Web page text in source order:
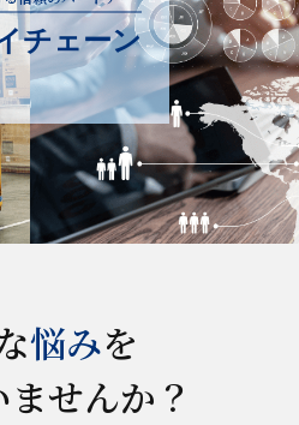
チェーン
悩みを
せんか？